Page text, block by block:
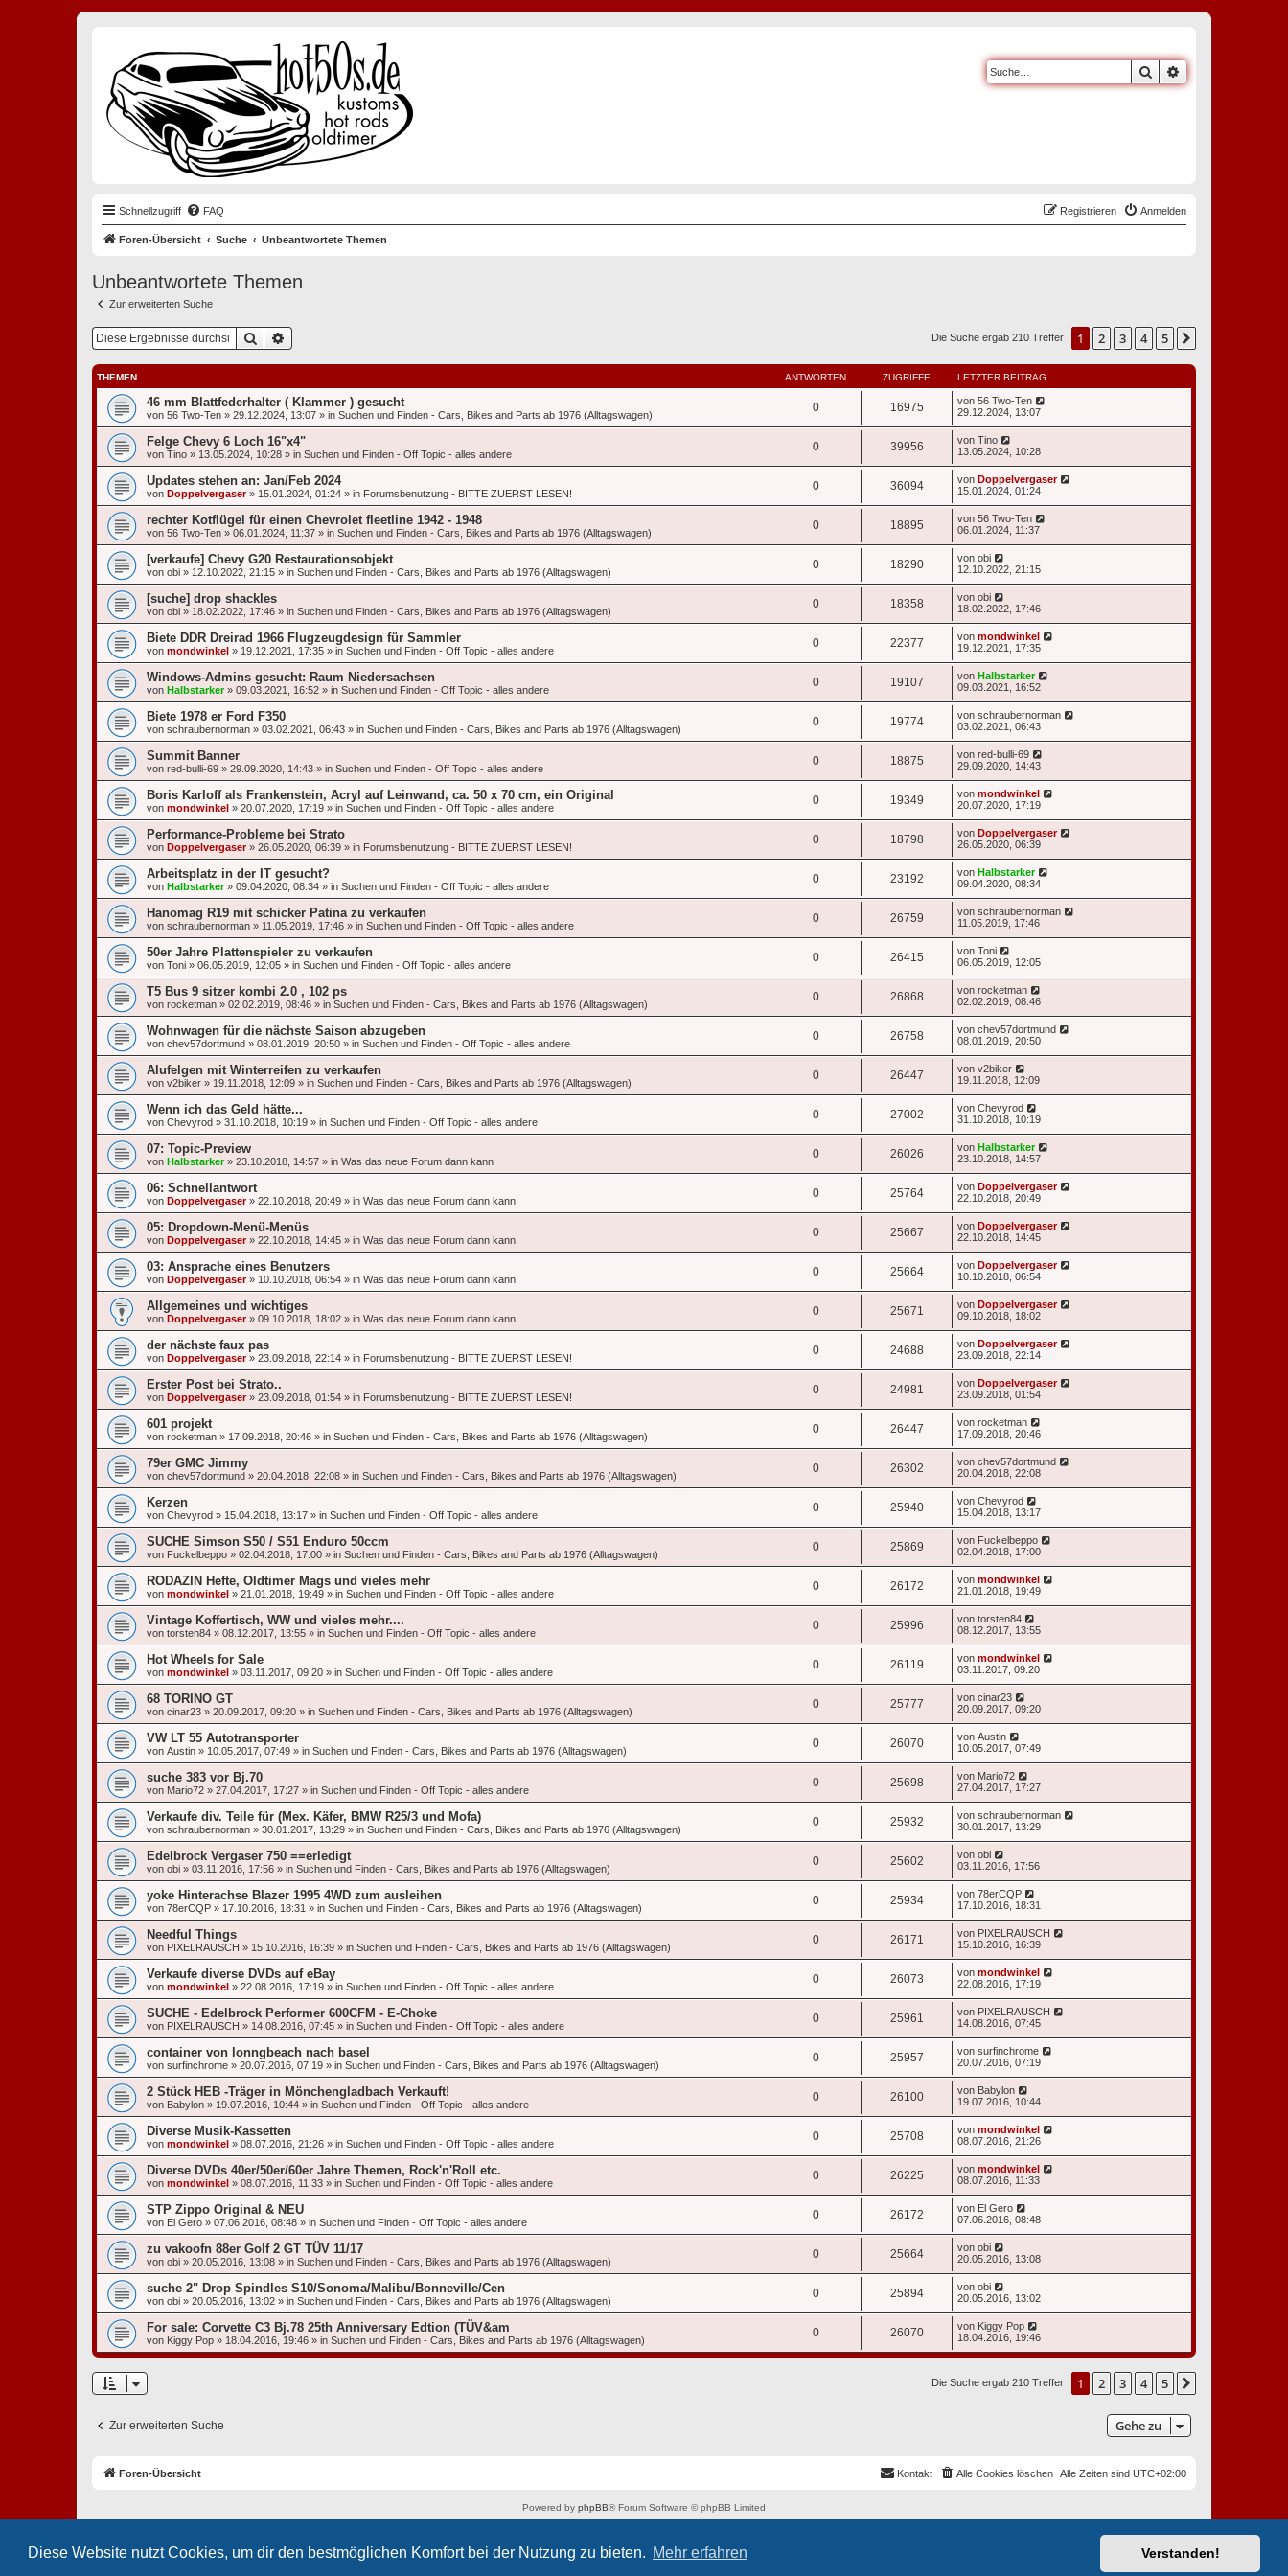
Diese Website nutzt Cookies, um dir den bestmöglichen Komfort bei der Nutzung zu bieten. Mehr erfahren Verstanden!
Suche
Schnellzugriff FAQ Anmelden
Registrieren
Foren-Übersicht Suche Unbeantwortete Themen
Unbeantwortete Themen
Zur erweiterten Suche
Suche Die Suche ergab 210 Treffer 1 2 3 4 5
THEMEN ANTWORTEN ZUGRIFFE LETZTER BEITRAG
46 mm Blattfederhalter ( Klammer ) gesucht
von 56 Two-Ten » 29.12.2024, 13:07 » in Suchen und Finden - Cars, Bikes and Parts ab 1976 (Alltagswagen)
0 16975 von 56 Two-Ten
29.12.2024, 13:07
Felge Chevy 6 Loch 16"x4"
von Tino » 13.05.2024, 10:28 » in Suchen und Finden - Off Topic - alles andere
0 39956 von Tino
13.05.2024, 10:28
Updates stehen an: Jan/Feb 2024
von Doppelvergaser» 15.01.2024, 01:24 » in Forumsbenutzung - BITTE ZUERST LESEN!
0 36094 von Doppelvergaser
15.01.2024, 01:24
rechter Kotflügel für einen Chevrolet fleetline 1942 - 1948
von 56 Two-Ten » 06.01.2024, 11:37 » in Suchen und Finden - Cars, Bikes and Parts ab 1976 (Alltagswagen)
0 18895 von 56 Two-Ten
06.01.2024, 11:37
[verkaufe] Chevy G20 Restaurationsobjekt
von obi » 12.10.2022, 21:15 » in Suchen und Finden - Cars, Bikes and Parts ab 1976 (Alltagswagen)
0 18290 von obi
12.10.2022, 21:15
[suche] drop shackles
von obi » 18.02.2022, 17:46 » in Suchen und Finden - Cars, Bikes and Parts ab 1976 (Alltagswagen)
0 18358 von obi
18.02.2022, 17:46
Biete DDR Dreirad 1966 Flugzeugdesign für Sammler
von mondwinkel » 19.12.2021, 17:35 » in Suchen und Finden - Off Topic - alles andere
0 22377 von mondwinkel
19.12.2021, 17:35
Windows-Admins gesucht: Raum Niedersachsen
von Halbstarker» 09.03.2021, 16:52 » in Suchen und Finden - Off Topic - alles andere
0 19107 von Halbstarker
09.03.2021, 16:52
Biete 1978 er Ford F350
von schraubernorman » 03.02.2021, 06:43 » in Suchen und Finden - Cars, Bikes and Parts ab 1976 (Alltagswagen)
0 19774 von schraubernorman
03.02.2021, 06:43
Summit Banner
von red-bulli-69 » 29.09.2020, 14:43 » in Suchen und Finden - Off Topic - alles andere
0 18875 von red-bulli-69
29.09.2020, 14:43
Boris Karloff als Frankenstein, Acryl auf Leinwand, ca. 50 x 70 cm, ein Original
von mondwinkel » 20.07.2020, 17:19 » in Suchen und Finden - Off Topic - alles andere
0 19349 von mondwinkel
20.07.2020, 17:19
Performance-Probleme bei Strato
von Doppelvergaser» 26.05.2020, 06:39 » in Forumsbenutzung - BITTE ZUERST LESEN!
0 18798 von Doppelvergaser
26.05.2020, 06:39
Arbeitsplatz in der IT gesucht?
von Halbstarker» 09.04.2020, 08:34 » in Suchen und Finden - Off Topic - alles andere
0 23192 von Halbstarker
09.04.2020, 08:34
Hanomag R19 mit schicker Patina zu verkaufen
von schraubernorman » 11.05.2019, 17:46 » in Suchen und Finden - Off Topic - alles andere
0 26759 von schraubernorman
11.05.2019, 17:46
50er Jahre Plattenspieler zu verkaufen
von Toni » 06.05.2019, 12:05 » in Suchen und Finden - Off Topic - alles andere
0 26415 von Toni
06.05.2019, 12:05
T5 Bus 9 sitzer kombi 2.0 , 102 ps
von rocketman » 02.02.2019, 08:46 » in Suchen und Finden - Cars, Bikes and Parts ab 1976 (Alltagswagen)
0 26868 von rocketman
02.02.2019, 08:46
Wohnwagen für die nächste Saison abzugeben
von chev57dortmund » 08.01.2019, 20:50 » in Suchen und Finden - Off Topic - alles andere
0 26758 von chev57dortmund
08.01.2019, 20:50
Alufelgen mit Winterreifen zu verkaufen
von v2biker » 19.11.2018, 12:09 » in Suchen und Finden - Cars, Bikes and Parts ab 1976 (Alltagswagen)
0 26447 von v2biker
19.11.2018, 12:09
Wenn ich das Geld hätte...
von Chevyrod » 31.10.2018, 10:19 » in Suchen und Finden - Off Topic - alles andere
0 27002 von Chevyrod
31.10.2018, 10:19
07: Topic-Preview
von Halbstarker» 23.10.2018, 14:57 » in Was das neue Forum dann kann
0 26026 von Halbstarker
23.10.2018, 14:57
06: Schnellantwort
von Doppelvergaser» 22.10.2018, 20:49 » in Was das neue Forum dann kann
0 25764 von Doppelvergaser
22.10.2018, 20:49
05: Dropdown-Menü-Menüs
von Doppelvergaser» 22.10.2018, 14:45 » in Was das neue Forum dann kann
0 25667 von Doppelvergaser
22.10.2018, 14:45
03: Ansprache eines Benutzers
von Doppelvergaser» 10.10.2018, 06:54 » in Was das neue Forum dann kann
0 25664 von Doppelvergaser
10.10.2018, 06:54
Allgemeines und wichtiges
von Doppelvergaser» 09.10.2018, 18:02 » in Was das neue Forum dann kann
0 25671 von Doppelvergaser
09.10.2018, 18:02
der nächste faux pas
von Doppelvergaser» 23.09.2018, 22:14 » in Forumsbenutzung - BITTE ZUERST LESEN!
0 24688 von Doppelvergaser
23.09.2018, 22:14
Erster Post bei Strato..
von Doppelvergaser» 23.09.2018, 01:54 » in Forumsbenutzung - BITTE ZUERST LESEN!
0 24981 von Doppelvergaser
23.09.2018, 01:54
601 projekt
von rocketman » 17.09.2018, 20:46 » in Suchen und Finden - Cars, Bikes and Parts ab 1976 (Alltagswagen)
0 26447 von rocketman
17.09.2018, 20:46
79er GMC Jimmy
von chev57dortmund » 20.04.2018, 22:08 » in Suchen und Finden - Cars, Bikes and Parts ab 1976 (Alltagswagen)
0 26302 von chev57dortmund
20.04.2018, 22:08
Kerzen
von Chevyrod » 15.04.2018, 13:17 » in Suchen und Finden - Off Topic - alles andere
0 25940 von Chevyrod
15.04.2018, 13:17
SUCHE Simson S50 / S51 Enduro 50ccm
von Fuckelbeppo » 02.04.2018, 17:00 » in Suchen und Finden - Cars, Bikes and Parts ab 1976 (Alltagswagen)
0 25869 von Fuckelbeppo
02.04.2018, 17:00
RODAZIN Hefte, Oldtimer Mags und vieles mehr
von mondwinkel » 21.01.2018, 19:49 » in Suchen und Finden - Off Topic - alles andere
0 26172 von mondwinkel
21.01.2018, 19:49
Vintage Koffertisch, WW und vieles mehr....
von torsten84 » 08.12.2017, 13:55 » in Suchen und Finden - Off Topic - alles andere
0 25996 von torsten84
08.12.2017, 13:55
Hot Wheels for Sale
von mondwinkel » 03.11.2017, 09:20 » in Suchen und Finden - Off Topic - alles andere
0 26119 von mondwinkel
03.11.2017, 09:20
68 TORINO GT
von cinar23 » 20.09.2017, 09:20 » in Suchen und Finden - Cars, Bikes and Parts ab 1976 (Alltagswagen)
0 25777 von cinar23
20.09.2017, 09:20
VW LT 55 Autotransporter
von Austin » 10.05.2017, 07:49 » in Suchen und Finden - Cars, Bikes and Parts ab 1976 (Alltagswagen)
0 26070 von Austin
10.05.2017, 07:49
suche 383 vor Bj.70
von Mario72 » 27.04.2017, 17:27 » in Suchen und Finden - Off Topic - alles andere
0 25698 von Mario72
27.04.2017, 17:27
Verkaufe div. Teile für (Mex. Käfer, BMW R25/3 und Mofa)
von schraubernorman » 30.01.2017, 13:29 » in Suchen und Finden - Cars, Bikes and Parts ab 1976 (Alltagswagen)
0 25932 von schraubernorman
30.01.2017, 13:29
Edelbrock Vergaser 750 ==erledigt
von obi » 03.11.2016, 17:56 » in Suchen und Finden - Cars, Bikes and Parts ab 1976 (Alltagswagen)
0 25602 von obi
03.11.2016, 17:56
yoke Hinterachse Blazer 1995 4WD zum ausleihen
von 78erCQP » 17.10.2016, 18:31 » in Suchen und Finden - Cars, Bikes and Parts ab 1976 (Alltagswagen)
0 25934 von 78erCQP
17.10.2016, 18:31
Needful Things
von PIXELRAUSCH » 15.10.2016, 16:39 » in Suchen und Finden - Cars, Bikes and Parts ab 1976 (Alltagswagen)
0 26171 von PIXELRAUSCH
15.10.2016, 16:39
Verkaufe diverse DVDs auf eBay
von mondwinkel » 22.08.2016, 17:19 » in Suchen und Finden - Off Topic - alles andere
0 26073 von mondwinkel
22.08.2016, 17:19
SUCHE - Edelbrock Performer 600CFM - E-Choke
von PIXELRAUSCH » 14.08.2016, 07:45 » in Suchen und Finden - Off Topic - alles andere
0 25961 von PIXELRAUSCH
14.08.2016, 07:45
container von lonngbeach nach basel
von surfinchrome » 20.07.2016, 07:19 » in Suchen und Finden - Cars, Bikes and Parts ab 1976 (Alltagswagen)
0 25957 von surfinchrome
20.07.2016, 07:19
2 Stück HEB -Träger in Mönchengladbach Verkauft!
von Babylon » 19.07.2016, 10:44 » in Suchen und Finden - Off Topic - alles andere
0 26100 von Babylon
19.07.2016, 10:44
Diverse Musik-Kassetten
von mondwinkel » 08.07.2016, 21:26 » in Suchen und Finden - Off Topic - alles andere
0 25708 von mondwinkel
08.07.2016, 21:26
Diverse DVDs 40er/50er/60er Jahre Themen, Rock'n'Roll etc.
von mondwinkel » 08.07.2016, 11:33 » in Suchen und Finden - Off Topic - alles andere
0 26225 von mondwinkel
08.07.2016, 11:33
STP Zippo Original & NEU
von El Gero » 07.06.2016, 08:48 » in Suchen und Finden - Off Topic - alles andere
0 26172 von El Gero
07.06.2016, 08:48
zu vakoofn 88er Golf 2 GT TÜV 11/17
von obi » 20.05.2016, 13:08 » in Suchen und Finden - Cars, Bikes and Parts ab 1976 (Alltagswagen)
0 25664 von obi
20.05.2016, 13:08
suche 2" Drop Spindles S10/Sonoma/Malibu/Bonneville/Cen
von obi » 20.05.2016, 13:02 » in Suchen und Finden - Cars, Bikes and Parts ab 1976 (Alltagswagen)
0 25894 von obi
20.05.2016, 13:02
For sale: Corvette C3 Bj.78 25th Anniversary Edtion (TÜV&am
von Kiggy Pop » 18.04.2016, 19:46 » in Suchen und Finden - Cars, Bikes and Parts ab 1976 (Alltagswagen)
0 26070 von Kiggy Pop
18.04.2016, 19:46
Die Suche ergab 210 Treffer 1 2 3 4 5
Zur erweiterten Suche Gehe zu
Foren-Übersicht Alle Zeiten sind UTC+02:00
Alle Cookies löschen
Kontakt
Powered by phpBB® Forum Software © phpBB Limited